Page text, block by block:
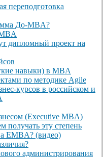
переподготовка
До-MBA?
дипломный проект на
навыки) в MBA
по методике Agile
курсов в российском и
(Executive MBA)
получать эту степень
EMBA? (видео)
администрирования